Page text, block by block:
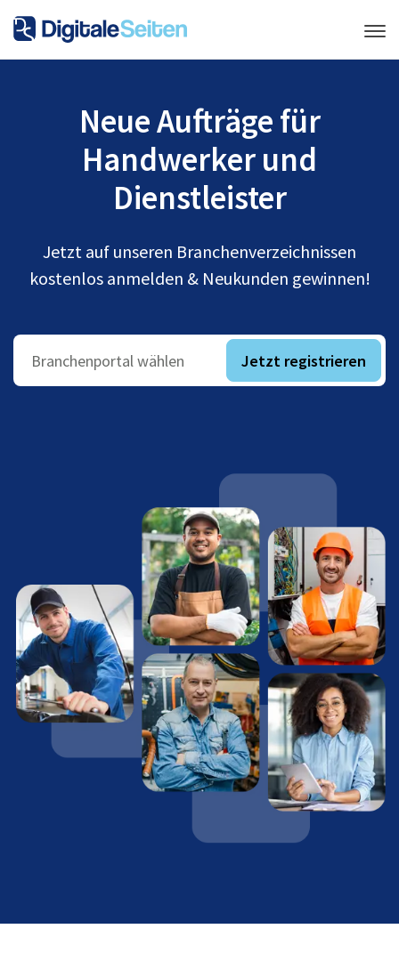
Neue Aufträge für
Handwerker und
Dienstleister
Jetzt auf unseren Branchenverzeichnissen
kostenlos anmelden & Neukunden gewinnen!
Branchenportal wählen Jetzt registrieren